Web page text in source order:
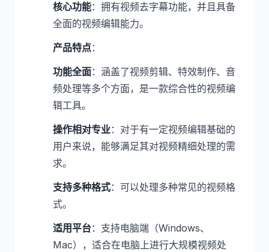
核心功能：拥有视频去字幕功能，并且具备
全面的视频编辑能力。
产品特点：
功能全面：涵盖了视频剪辑、特效制作、音
频处理等多个方面，是一款综合性的视频编
辑工具。
操作相对专业：对于有一定视频编辑基础的
用户来说，能够满足其对视频精细处理的需
求。
支持多种格式：可以处理多种常见的视频格
式。
适用平台：支持电脑端（Windows、
Mac），适合在电脑上进行大规模视频处